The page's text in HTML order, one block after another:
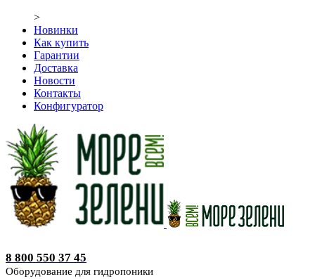
>
Новинки
Как купить
Гарантии
Доставка
Новости
Контакты
Конфигуратор
8 800 550 37 45
Оборудование для гидропоники